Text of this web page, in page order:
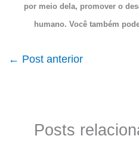
por meio dela, promover o
humano. Você também
← Post anterior
Posts